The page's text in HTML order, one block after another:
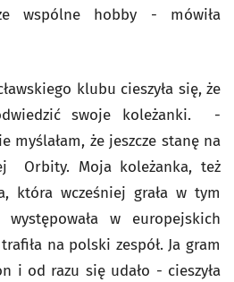
wspólne hobby - mówiła
klubu cieszyła się, że
swoje koleżanki. -
myślałam, że jeszcze stanę na
Orbity. Moja koleżanka, też
która wcześniej grała w tym
w europejskich
na polski zespół. Ja gram
i od razu się udało - cieszyła